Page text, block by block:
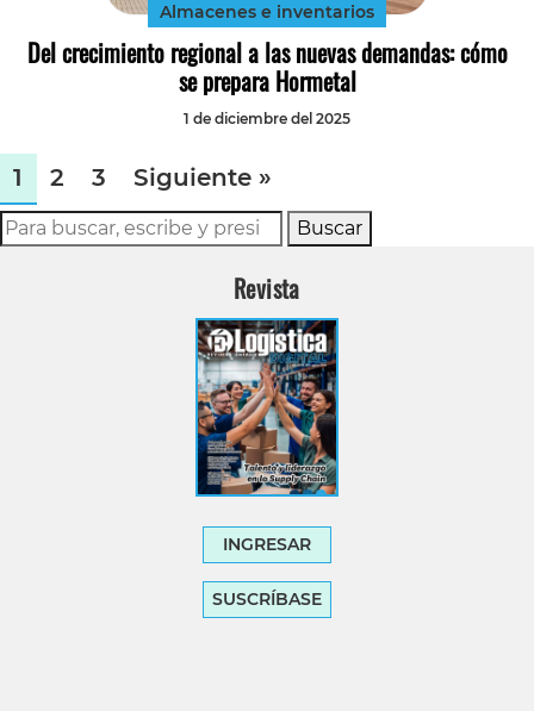
Almacenes e inventarios
Del crecimiento regional a las nuevas demandas: cómo
se prepara Hormetal
1 de diciembre del 2025
1 2 3 Siguiente »
Buscar
Revista
INGRESAR
SUSCRÍBASE